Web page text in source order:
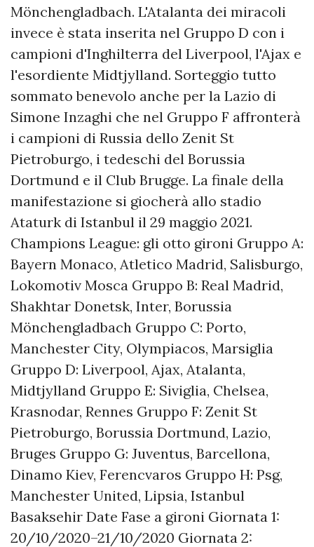
Mönchengladbach. L'Atalanta dei miracoli
invece è stata inserita nel Gruppo D con i
campioni d'Inghilterra del Liverpool, l'Ajax e
l'esordiente Midtjylland. Sorteggio tutto
sommato benevolo anche per la Lazio di
Simone Inzaghi che nel Gruppo F affronterà
i campioni di Russia dello Zenit St
Pietroburgo, i tedeschi del Borussia
Dortmund e il Club Brugge. La finale della
manifestazione si giocherà allo stadio
Ataturk di Istanbul il 29 maggio 2021.
Champions League: gli otto gironi Gruppo A:
Bayern Monaco, Atletico Madrid, Salisburgo,
Lokomotiv Mosca Gruppo B: Real Madrid,
Shakhtar Donetsk, Inter, Borussia
Mönchengladbach Gruppo C: Porto,
Manchester City, Olympiacos, Marsiglia
Gruppo D: Liverpool, Ajax, Atalanta,
Midtjylland Gruppo E: Siviglia, Chelsea,
Krasnodar, Rennes Gruppo F: Zenit St
Pietroburgo, Borussia Dortmund, Lazio,
Bruges Gruppo G: Juventus, Barcellona,
Dinamo Kiev, Ferencvaros Gruppo H: Psg,
Manchester United, Lipsia, Istanbul
Basaksehir Date Fase a gironi Giornata 1:
20/10/2020–21/10/2020 Giornata 2: